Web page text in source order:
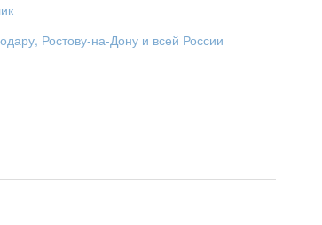
Ростову-на-Дону и всей России